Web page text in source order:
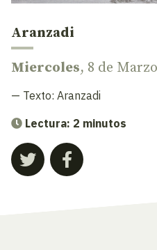
Aranzadi
Miercoles, 8 de
— Texto: Aranzadi
Lectura: 2 minutos